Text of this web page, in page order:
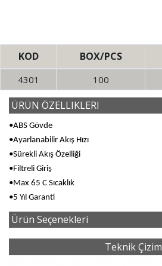
KOD BOX/PCS
4301 100
ÜRÜN ÖZELLIKLERI
•ABS Gövde
•Ayarlanabilir Akış Hızı
•Sürekli Akış Özelliği
•Filtreli Giriş
•Max 65 C Sıcaklık
•5 Yıl Garanti
Ürün Seçenekleri
Teknik Çizim